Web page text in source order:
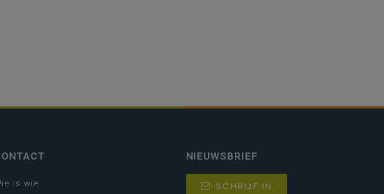
is wie
NIEUWSBRIEF
SCHRIJF IN